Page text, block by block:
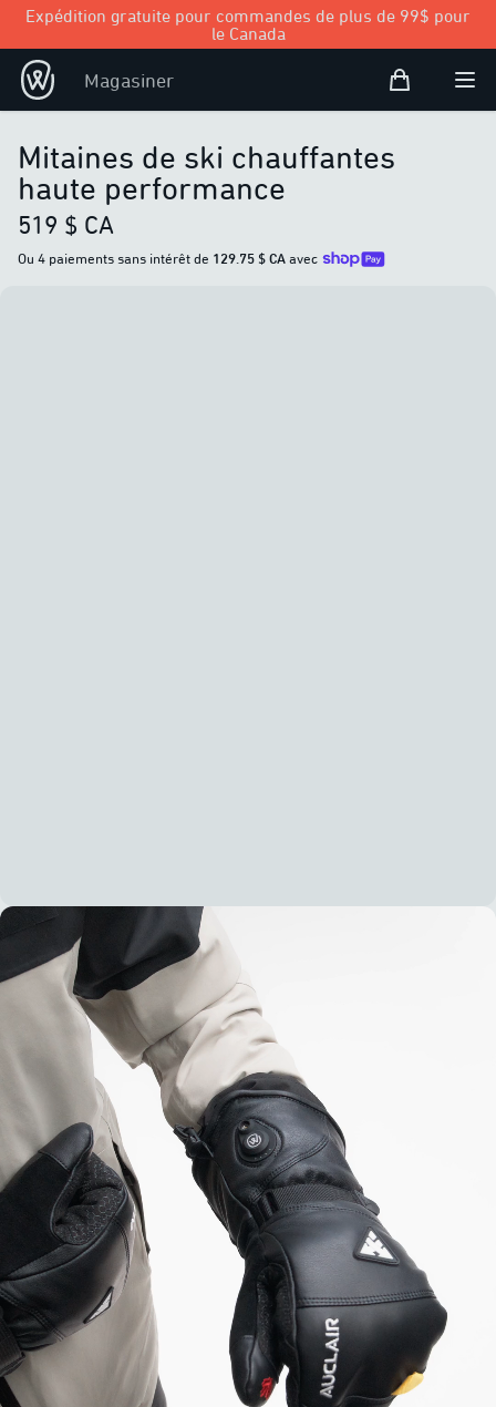
Expédition gratuite pour commandes de plus de 99$ pour
le Canada
Magasiner Panier d’achat
Open
Mitaines de ski chauffantes
haute performance
519 $ CA
Ou 4 paiements sans intérêt de 129.75 $ CAavec